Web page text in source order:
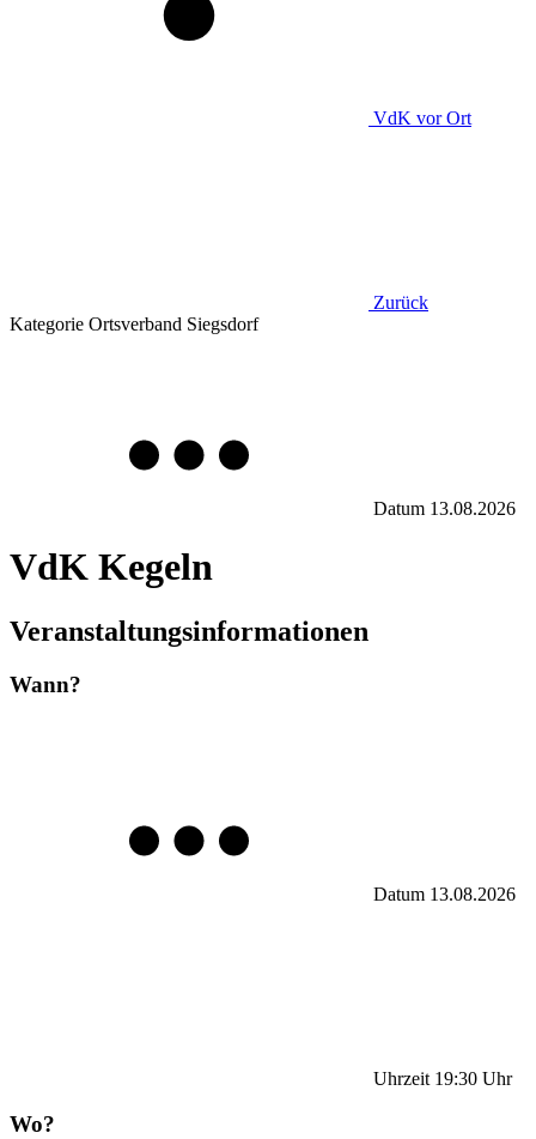
VdK vor Ort
Zurück
Kategorie Ortsverband Siegsdorf
Datum 13.08.2026
VdK Kegeln
Veranstaltungsinformationen
Wann?
Datum 13.08.2026
Uhrzeit 19:30 Uhr
Wo?